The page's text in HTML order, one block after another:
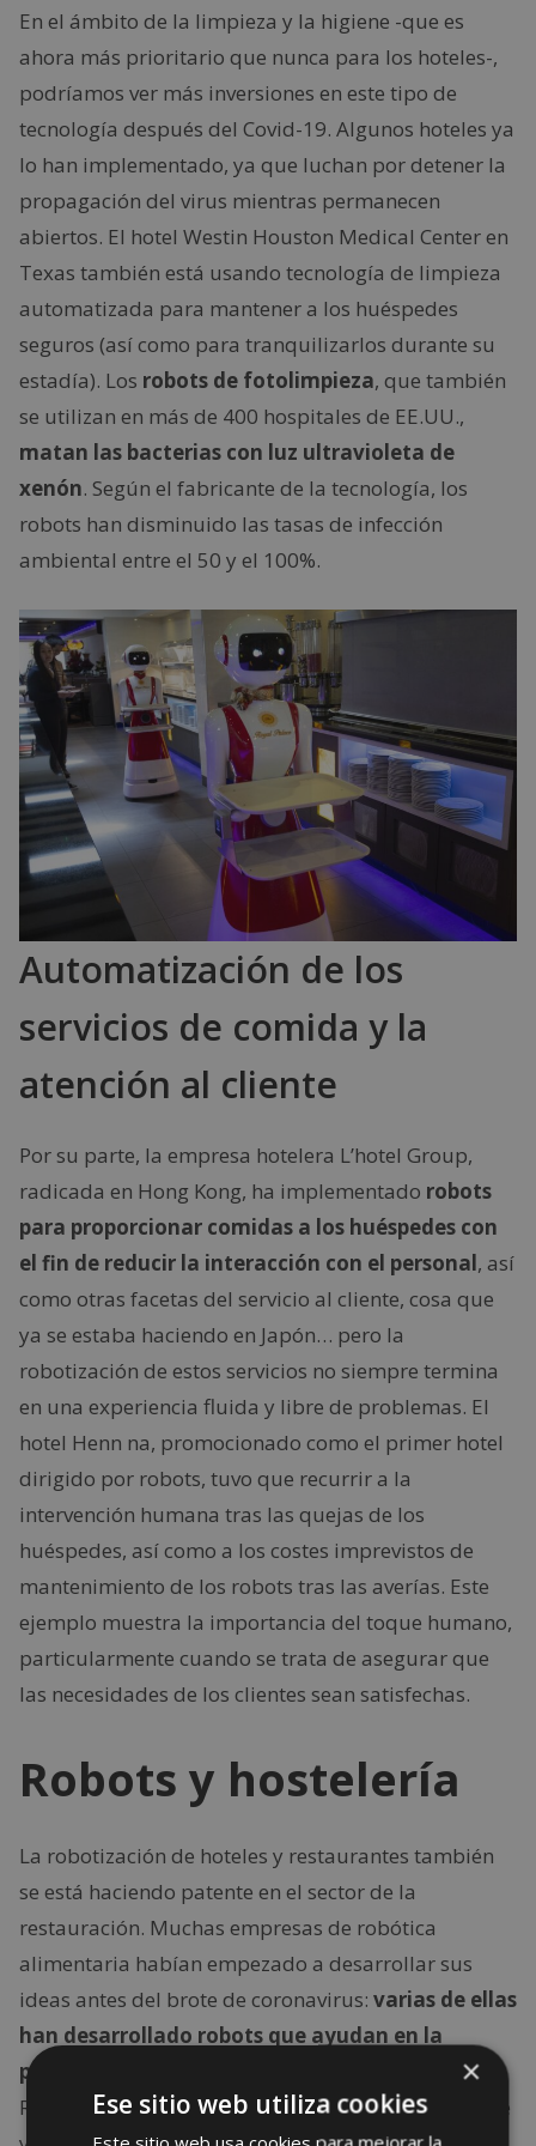
En el ámbito de la limpieza y la higiene -que es
ahora más prioritario que nunca para los hoteles-,
podríamos ver más inversiones en este tipo de
tecnología después del Covid-19. Algunos hoteles ya
lo han implementado, ya que luchan por detener la
propagación del virus mientras permanecen
abiertos. El hotel Westin Houston Medical Center en
Texas también está usando tecnología de limpieza
automatizada para mantener a los huéspedes
seguros (así como para tranquilizarlos durante su
estadía). Los robots de fotolimpieza, que también
se utilizan en más de 400 hospitales de EE.UU.,
matan las bacterias con luz ultravioleta de
xenón. Según el fabricante de la tecnología, los
robots han disminuido las tasas de infección
ambiental entre el 50 y el 100%.
Automatización de los
servicios de comida y la
atención al cliente
Por su parte, la empresa hotelera L’hotel Group,
radicada en Hong Kong, ha implementado robots
para proporcionar comidas a los huéspedes con
el fin de reducir la interacción con el personal, así
como otras facetas del servicio al cliente, cosa que
ya se estaba haciendo en Japón… pero la
robotización de estos servicios no siempre termina
en una experiencia fluida y libre de problemas. El
hotel Henn na, promocionado como el primer hotel
dirigido por robots, tuvo que recurrir a la
intervención humana tras las quejas de los
huéspedes, así como a los costes imprevistos de
mantenimiento de los robots tras las averías. Este
ejemplo muestra la importancia del toque humano,
particularmente cuando se trata de asegurar que
las necesidades de los clientes sean satisfechas.
Robots y hostelería
La robotización de hoteles y restaurantes también
se está haciendo patente en el sector de la
restauración. Muchas empresas de robótica
alimentaria habían empezado a desarrollar sus
ideas antes del brote de coronavirus: varias de ellas
han desarrollado robots que ayudan en la
preparación de la comida,
Robotics (asar hamburguesas y freírlas), CafeX (café
×
Ese sitio web utiliza cookies